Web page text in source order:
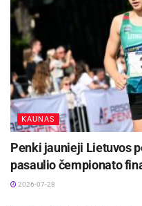
lenktynes,
triumfavo „1000
visi esate labai greiti.
lenktynių galės
Kiekvienas
komandos viduje.
lenktyniavau tiek daug
tikslų – laimėti.
kad visi komandos
KAUNAS
Penki jaunieji Lietuvos
pasaulio čempionato
2026-07-28